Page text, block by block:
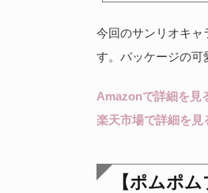
今回のサンリオキャ
す。パッケージの可
Amazonで詳細を見
楽天市場で詳細を見
【ポムポ